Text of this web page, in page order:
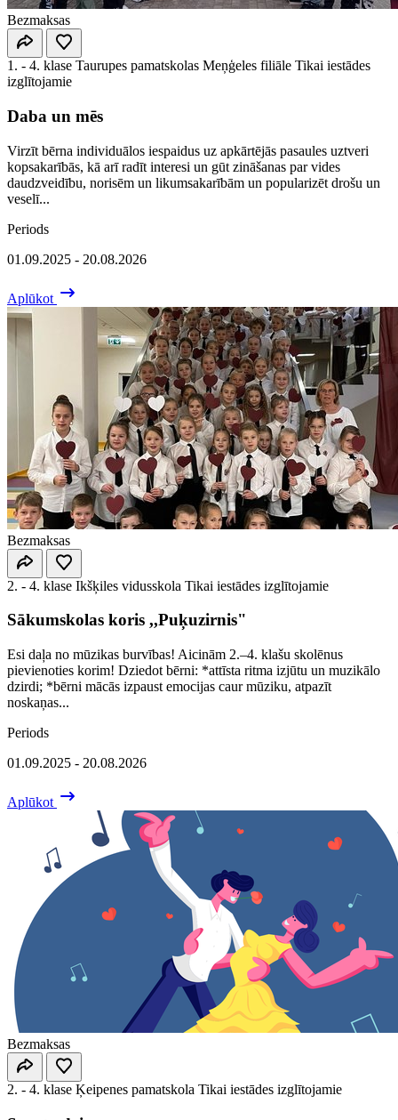
Bezmaksas
1. - 4. klase Taurupes pamatskolas Meņģeles filiāle Tikai iestādes
izglītojamie
Daba un mēs
Virzīt bērna individuālos iespaidus uz apkārtējās pasaules uztveri
kopsakarībās, kā arī radīt interesi un gūt zināšanas par vides
daudzveidību, norisēm un likumsakarībām un popularizēt drošu un
veselī...
Periods
01.09.2025 - 20.08.2026
Aplūkot
Bezmaksas
2. - 4. klase Ikšķiles vidusskola Tikai iestādes izglītojamie
Sākumskolas koris ,,Puķuzirnis"
Esi daļa no mūzikas burvības! Aicinām 2.–4. klašu skolēnus
pievienoties korim! Dziedot bērni: *attīsta ritma izjūtu un muzikālo
dzirdi; *bērni mācās izpaust emocijas caur mūziku, atpazīt
noskaņas...
Periods
01.09.2025 - 20.08.2026
Aplūkot
Bezmaksas
2. - 4. klase Ķeipenes pamatskola Tikai iestādes izglītojamie